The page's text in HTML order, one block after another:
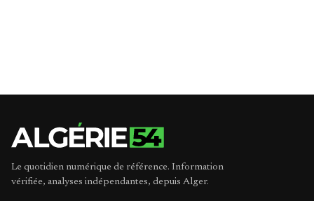
Le quotidien numérique de référence. Information
vérifiée, analyses indépendantes, depuis Alger.